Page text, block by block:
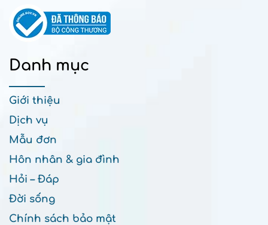
Danh mục
Giới thiệu
Dịch vụ
Mẫu đơn
Hôn nhân & gia đình
Hỏi – Đáp
Đời sống
Chính sách bảo mật